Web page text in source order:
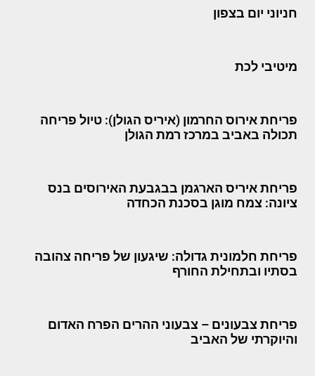
חניוני יום בצפון
מיטיבי לכת
פריחת אירוס החרמון (איריס הגולן): טיול פריחה
תכולה באביב במרכז רמת הגולן
פריחת איריס הארגמן בבגבעת האירוסים בנס
ציונה: צמח מוגן בסכנת הכחדה
פריחת חלמונית גדולה: שיגעון של פריחה צהובה
בסתיו ובתחילת החורף
פריחת צבעונים – צבעוני ההרים הפרח האדום
והיוקרתי של האביב